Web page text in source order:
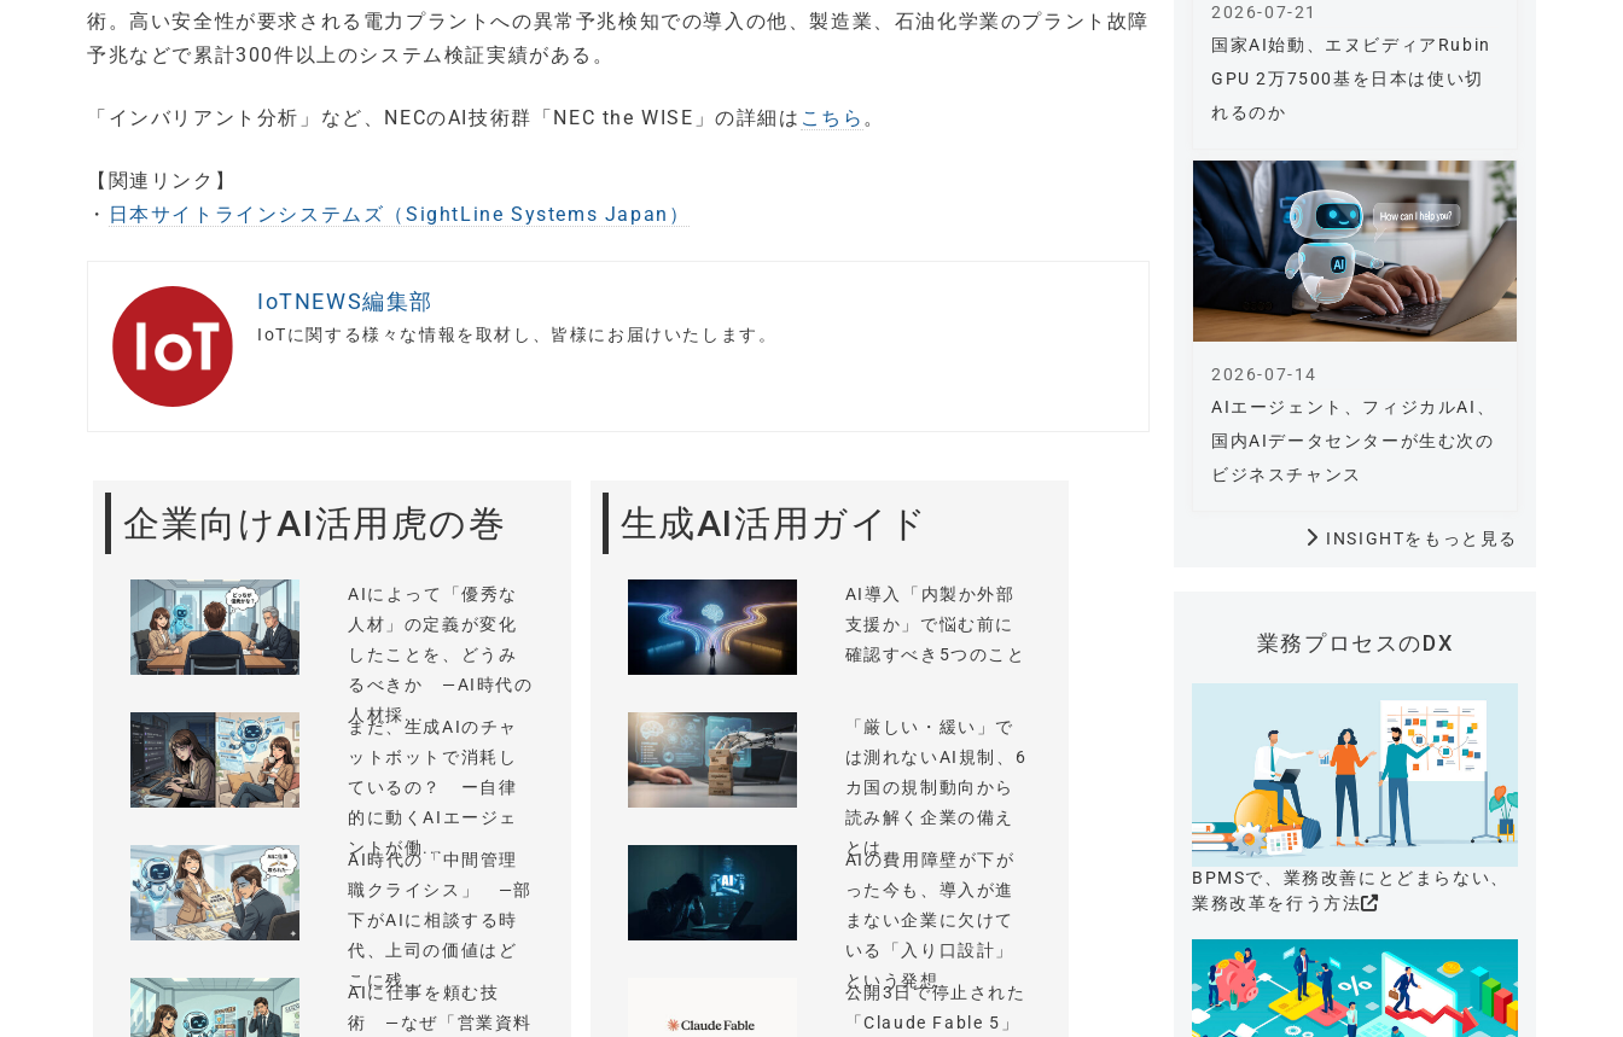
術。高い安全性が要求される電力プラントへの異常予兆検知での導入の他、製造業、石油化学業のプラント故障
予兆などで累計300件以上のシステム検証実績がある。
「インバリアント分析」など、NECのAI技術群「NEC the WISE」の詳細は こちら 。
【関連リンク】
・ 日本サイトラインシステムズ（SightLine Systems Japan）
IoTNEWS編集部
IoTに関する様々な情報を取材し、皆様にお届けいたします。
企業向けAI活用虎の巻
AIによって「優秀な
人材」の定義が変化
したことを、どうみ
るべきか —AI時代の
人材採...
まだ、生成AIのチャ
ットボットで消耗し
ているの？ ー自律
的に動くAIエージェ
ントが働...
AI時代の「中間管理
職クライシス」 —部
下がAIに相談する時
代、上司の価値はど
こに残...
AIに仕事を頼む技
術 —なぜ「営業資料
生成AI活用ガイド
AI導入「内製か外部
支援か」で悩む前に
確認すべき5つのこと
「厳しい・緩い」で
は測れないAI規制、6
カ国の規制動向から
読み解く企業の備え
とは
AIの費用障壁が下が
った今も、導入が進
まない企業に欠けて
いる「入り口設計」
という発想
公開3日で停止された
「Claude Fable 5」
国家AI始動、エヌビディアRubin
GPU 2万7500基を日本は使い切
れるのか
2026-07-21
AIエージェント、フィジカルAI、
国内AIデータセンターが生む次の
ビジネスチャンス
2026-07-14
INSIGHTをもっと見る
業務プロセスのDX
BPMSで、業務改善にとどまらない、
業務改革を行う方法